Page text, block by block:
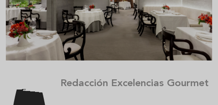
Redacción Excelencias Gourmet